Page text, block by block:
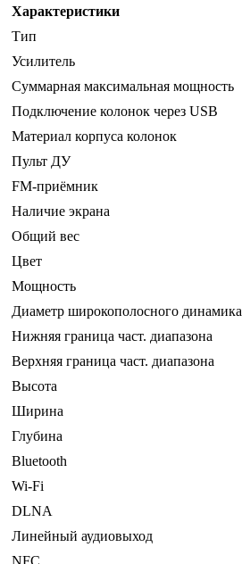
Характеристики
Тип
Усилитель
Суммарная максимальная мощность
Подключение колонок через USB
Материал корпуса колонок
Пульт ДУ
FM-приёмник
Наличие экрана
Общий вес
Цвет
Мощность
Диаметр широкополосного динамика
Нижняя граница част. диапазона
Верхняя граница част. диапазона
Высота
Ширина
Глубина
Bluetooth
Wi-Fi
DLNA
Линейный аудиовыход